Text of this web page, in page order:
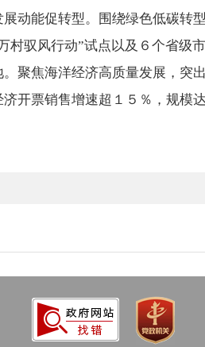
展动能促转型。围绕绿色低碳转
村驭风行动”试点以及６个省级
。聚焦海洋经济高质量发展，突
济开票销售增速超１５％，规模